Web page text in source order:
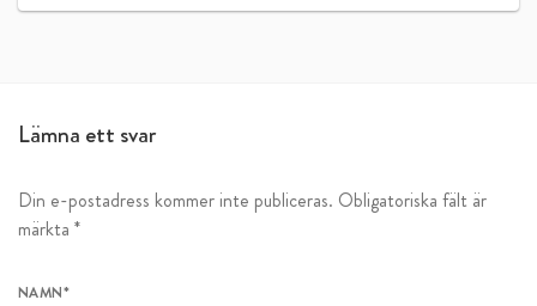
Lämna ett svar
Din e-postadress kommer inte publiceras. Obligatoriska fält är
märkta *
NAMN*